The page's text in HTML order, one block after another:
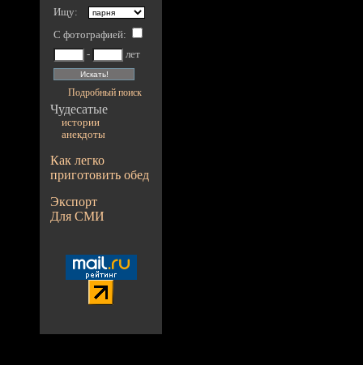
Ищу:
С фотографией:
-
лет
Подробный поиск
Чудесатые
истории
анекдоты
Как легко
приготовить обед
Экспорт
Для СМИ